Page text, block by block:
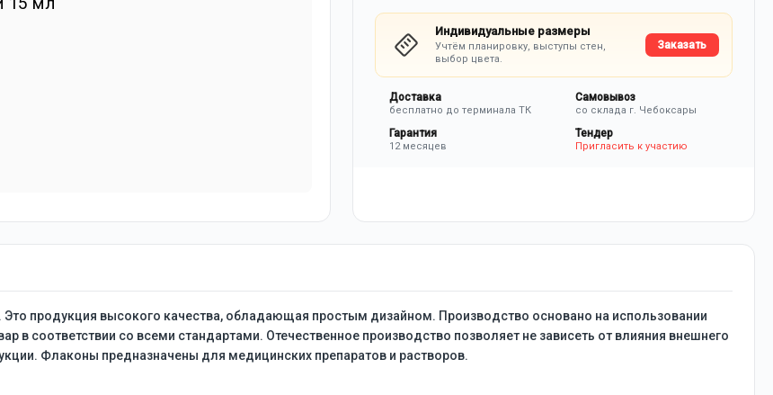
Индивидуальные размеры
Учтём планировку, выступы стен,
выбор цвета.
Заказать
Доставка
бесплатно до терминала ТК
Самовывоз
со склада г. Чебоксары
Гарантия
12 месяцев
Тендер
Пригласить к участию
продукция высокого качества, обладающая простым дизайном. Производство основано на использовании
в соответствии со всеми стандартами. Отечественное производство позволяет не зависеть от влияния внешнего
Флаконы предназначены для медицинских препаратов и растворов.